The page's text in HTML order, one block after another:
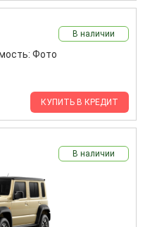
В наличии
КУПИТЬ В КРЕДИТ
В наличии